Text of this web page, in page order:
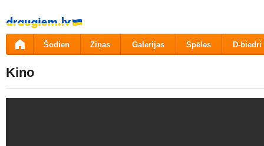
Pāriet
uz
saturu
Šodien Ziņas Galerijas Spēles D-biedri
Kino